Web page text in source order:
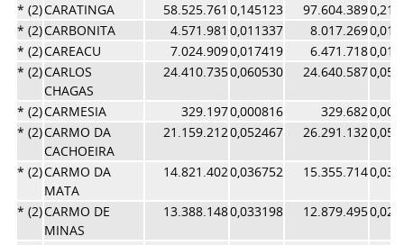
* (2)CARATINGA 58.525.761 0,145123 97.604.389
* (2)CARBONITA 4.571.981 0,011337 8.017.269
* (2)CAREACU 7.024.9090,017419 6.471.718
* (2)CARLOS
CHAGAS
24.410.7350,060530 24.640.587
* (2)CARMESIA 329.1970,000816 329.682
* (2)CARMO DA
CACHOEIRA
21.159.2120,052467 26.291.132
* (2)CARMO DA
MATA
14.821.4020,036752 15.355.714
* (2)CARMO DE
MINAS
13.388.1480,033198 12.879.495